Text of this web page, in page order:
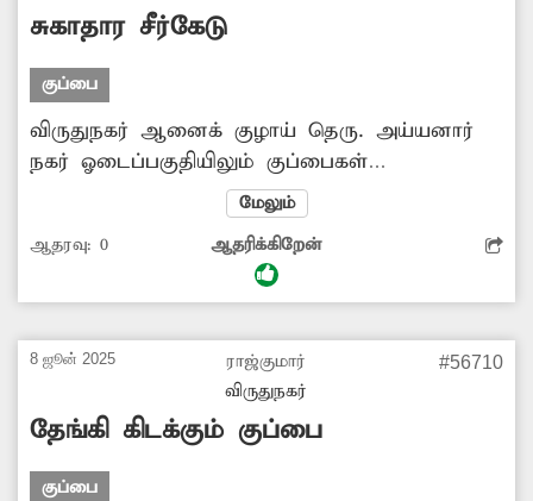
சுகாதார சீர்கேடு
குப்பை
விருதுநகர் ஆனைக் குழாய் தெரு. அய்யனார்
நகர் ஓடைப்பகுதியிலும் குப்பைகள்
அகற்றப்படாமல் அதிகளவில் குவிந்து
கிடக்கிறது. இதனால் அப்பகுதியல் அதிக
துர்நாற்றம் வீசுவதுடன் சுகாதார சீர்கேடும்
ஏற்படுகிறது. எனவே அப்பகுதியில் குப்பைகள்
குப்பைத்தொட்டிகள் அமைக்கவும் சம்பந்தப்பட்ட
அதிகாரிகள் நடவடிக்கை எடுப்பார்களா?
மேலும்
ஆதரவு: 0 ஆதரிக்கிறேன்
8 ஜூன் 2025
ராஜ்குமார்
விருதுநகர்
#56710
தேங்கி கிடக்கும் குப்பை
குப்பை